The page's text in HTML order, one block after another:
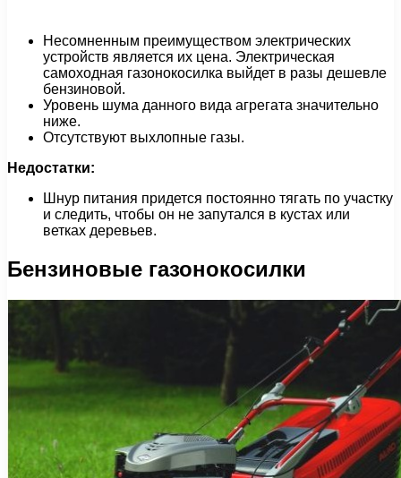
Несомненным преимуществом электрических
устройств является их цена. Электрическая
самоходная газонокосилка выйдет в разы дешевле
бензиновой.
Уровень шума данного вида агрегата значительно
ниже.
Отсутствуют выхлопные газы.
Недостатки:
Шнур питания придется постоянно тягать по участку
и следить, чтобы он не запутался в кустах или
ветках деревьев.
Бензиновые газонокосилки